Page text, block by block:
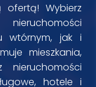
Wybierz
wtórnym, jak i
mieszkania,
nieruchomości
hotele i